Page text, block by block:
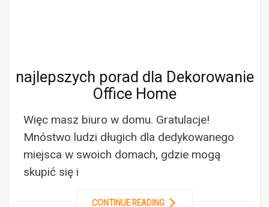
najlepszych porad dla Dekorowanie
Office Home
Więc masz biuro w domu. Gratulacje!
Mnóstwo ludzi długich dla dedykowanego
miejsca w swoich domach, gdzie mogą
skupić się i
CONTINUE READING